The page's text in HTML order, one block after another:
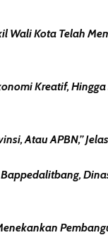
Wali Kota Telah
Kreatif,
Atau APBN,”